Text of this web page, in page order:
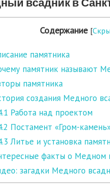
Содержание [
памятника
памятник называют
памятника
создания Медного
Работа над проектом
Постамент «Гром-
Литье и установка
факты о Медном
загадки Медного